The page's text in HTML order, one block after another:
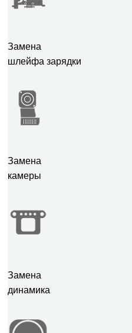
Замена
шлейфа зарядки
Замена
камеры
Замена
динамика